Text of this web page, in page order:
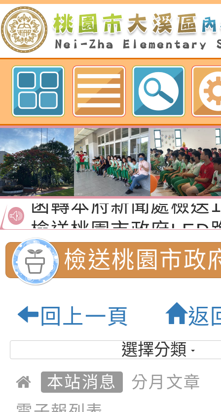
歡迎參觀：桃園市內柵國民小學網
函轉桃園市政府「
性(防空)演習執行計
轉桃園市政府「
（防空）演習－行動
演練」
檢送桃園市政府家庭
「115年度祖孫樂淘
節慶祝活動」海報電
函轉本府新聞處檢送
交通安全宣導標語播
道安宣導影像素材
檢送桃園市政府LED
字稿及LCD託播影片
檢送行政院新聞傳播
月份公共服務政策溝
檢送本市馬祖新村眷
專注力研習營 「正
緒學習與生命教育(
梯次)」
檢送桃園市政府LED
字稿及LCD託播影片
函轉「2026台東博
海報電子檔及活動介
檢送桃園市政府家庭
「小桃家7月課程資
有關本局115年「暑
檢送桃園市政
育中心「小桃
程資訊」、「
生活-婚前教
坊」、「幸福
回上一頁 返
選擇分類
本站消息
分月文章